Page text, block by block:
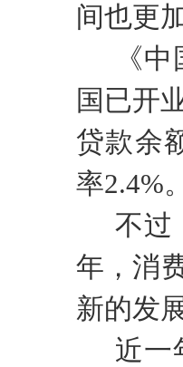
间也更
《
国已开
贷款余
率2.4%
不过
年，消
新的发
近一